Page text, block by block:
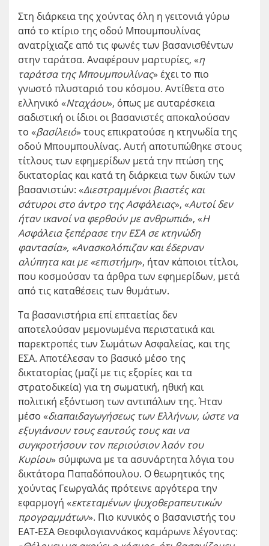
Στη διάρκεια της χούντας όλη η γειτονιά γύρω
από το κτίριο της οδού Μπουμπουλίνας
ανατρίχιαζε από τις φωνές των βασανισθέντων
στην ταράτσα. Αναφέρουν μαρτυρίες, «η
ταράτσα της Μπουμπουλίνας» έχει το πιο
γνωστό πλυσταριό του κόσμου. Αντίθετα στο
ελληνικό «Νταχάου», όπως με αυταρέσκεια
σαδιστική οι ίδιοι οι βασανιστές αποκαλούσαν
το «βασίλειό» τους επικρατούσε η κτηνωδία της
οδού Μπουμπουλίνας. Αυτή αποτυπώθηκε στους
τίτλους των εφημερίδων μετά την πτώση της
δικτατορίας και κατά τη διάρκεια των δικών των
βασανιστών: «Διεστραμμένοι βιαστές και
σάτυροι στο άντρο της Ασφάλειας», «Αυτοί δεν
ήταν ικανοί να φερθούν με ανθρωπιά», «Η
Ασφάλεια ξεπέρασε την ΕΣΑ σε κτηνώδη
φαντασία», «Ανασκολόπιζαν και έδερναν
αλύπητα και με «επιστήμη», ήταν κάποιοι τίτλοι,
που κοσμούσαν τα άρθρα των εφημερίδων, μετά
από τις καταθέσεις των θυμάτων.
Τα βασανιστήρια επί επταετίας δεν
αποτελούσαν μεμονωμένα περιστατικά και
παρεκτροπές των Σωμάτων Ασφαλείας, και της
ΕΣΑ. Αποτέλεσαν το βασικό μέσο της
δικτατορίας (μαζί με τις εξορίες και τα
στρατοδικεία) για τη σωματική, ηθική και
πολιτική εξόντωση των αντιπάλων της. Ήταν
μέσο «διαπαιδαγωγήσεως των Ελλήνων, ώστε να
εξυγιάνουν τους εαυτούς τους και να
συγκροτήσουν τον περιούσιον λαόν του
Κυρίου» σύμφωνα με τα ασυνάρτητα λόγια του
δικτάτορα Παπαδόπουλου. Ο θεωρητικός της
χούντας Γεωργαλάς πρότεινε αργότερα την
εφαρμογή «εκτεταμένων ψυχοθεραπευτικών
προγραμμάτων». Πιο κυνικός ο βασανιστής του
ΕΑΤ-ΕΣΑ Θεοφιλογιαννάκος καμάρωνε λέγοντας: